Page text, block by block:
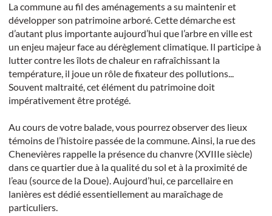
La commune au fil des aménagements a su maintenir et
développer son patrimoine arboré. Cette démarche est
d’autant plus importante aujourd’hui que l’arbre en ville est
un enjeu majeur face au dérèglement climatique. Il participe à
lutter contre les îlots de chaleur en rafraîchissant la
température, il joue un rôle de fixateur des pollutions...
Souvent maltraité, cet élément du patrimoine doit
impérativement être protégé.
Au cours de votre balade, vous pourrez observer des lieux
témoins de l’histoire passée de la commune. Ainsi, la rue des
Chenevières rappelle la présence du chanvre (XVIIIe siècle)
dans ce quartier due à la qualité du sol et à la proximité de
l’eau (source de la Doue). Aujourd’hui, ce parcellaire en
lanières est dédié essentiellement au maraîchage de
particuliers.